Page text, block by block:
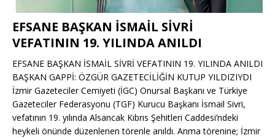
EFSANE BAŞKAN İSMAİL SİVRİ
VEFATININ 19. YILINDA ANILDI
EFSANE BAŞKAN İSMAİL SİVRİ VEFATININ 19. YILINDA ANILDI
BAŞKAN GAPPİ: ÖZGÜR GAZETECİLİĞİN KUTUP YILDIZIYDI
İzmir Gazeteciler Cemiyeti (İGC) Onursal Başkanı ve Türkiye
Gazeteciler Federasyonu (TGF) Kurucu Başkanı İsmail Sivri,
vefatının 19. yılında Alsancak Kıbrıs Şehitleri Caddesi’ndeki
heykeli önünde düzenlenen törenle anıldı. Anma törenine; İzmir